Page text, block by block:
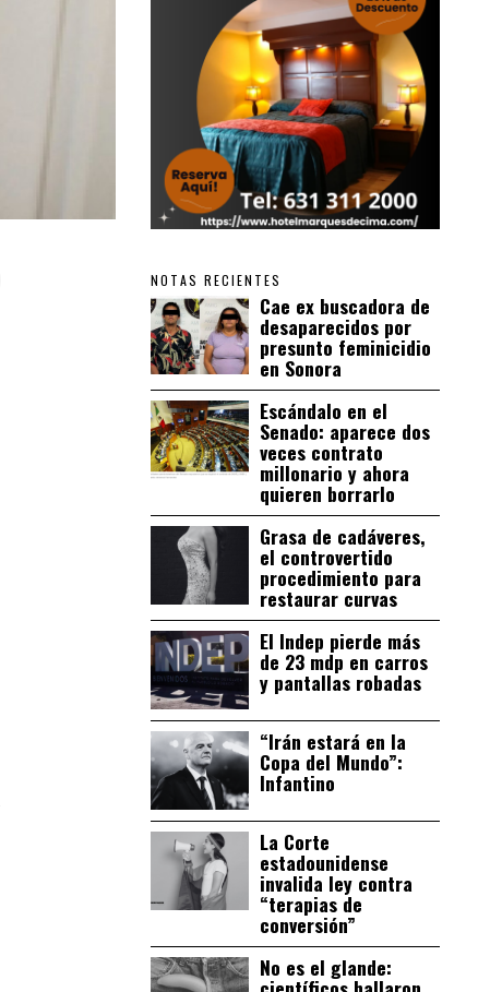
NOTAS RECIENTES
Cae ex buscadora de
desaparecidos por
presunto feminicidio
en Sonora
Escándalo en el
Senado: aparece dos
veces contrato
millonario y ahora
quieren borrarlo
Grasa de cadáveres,
el controvertido
procedimiento para
restaurar curvas
El Indep pierde más
de 23 mdp en carros
y pantallas robadas
“Irán estará en la
Copa del Mundo”:
Infantino
La Corte
estadounidense
invalida ley contra
“terapias de
conversión”
No es el glande: